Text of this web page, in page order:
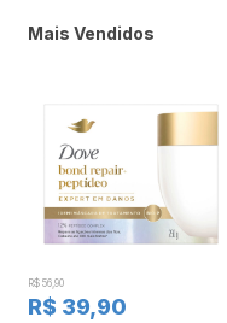
Mais Vendidos
R$ 56,90
R$ 39,90